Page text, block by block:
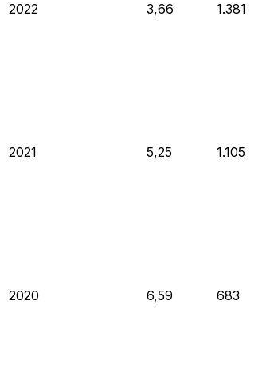
2022 3,66 1.381
2021 5,25 1.105
2020 6,59 683